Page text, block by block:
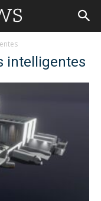
intelligentes